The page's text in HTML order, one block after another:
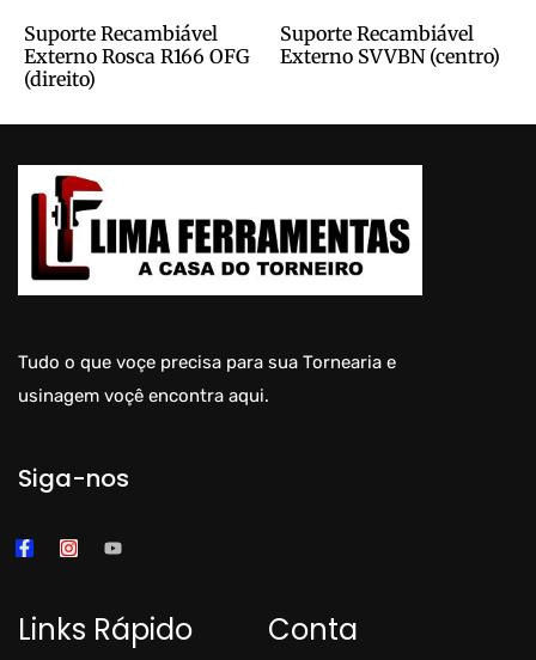
Suporte Recambiável
Externo Rosca R166 OFG
(direito)
Suporte Recambiável
Externo SVVBN (centro)
Tudo o que voçe precisa para sua Tornearia e
usinagem voçê encontra aqui.
Siga-nos
Links Rápido Conta